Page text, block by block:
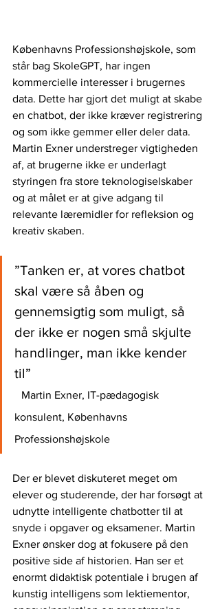
Københavns Professionshøjskole, som
står bag SkoleGPT, har ingen
kommercielle interesser i brugernes
data. Dette har gjort det muligt at skabe
en chatbot, der ikke kræver registrering
og som ikke gemmer eller deler data.
Martin Exner understreger vigtigheden
af, at brugerne ikke er underlagt
styringen fra store teknologiselskaber
og at målet er at give adgang til
relevante læremidler for refleksion og
kreativ skaben.
”Tanken er, at vores chatbot
skal være så åben og
gennemsigtig som muligt, så
der ikke er nogen små skjulte
handlinger, man ikke kender
til”
Martin Exner, IT-pædagogisk
konsulent, Københavns
Professionshøjskole
Der er blevet diskuteret meget om
elever og studerende, der har forsøgt at
udnytte intelligente chatbotter til at
snyde i opgaver og eksamener. Martin
Exner ønsker dog at fokusere på den
positive side af historien. Han ser et
enormt didaktisk potentiale i brugen af
kunstig intelligens som lektiementor,